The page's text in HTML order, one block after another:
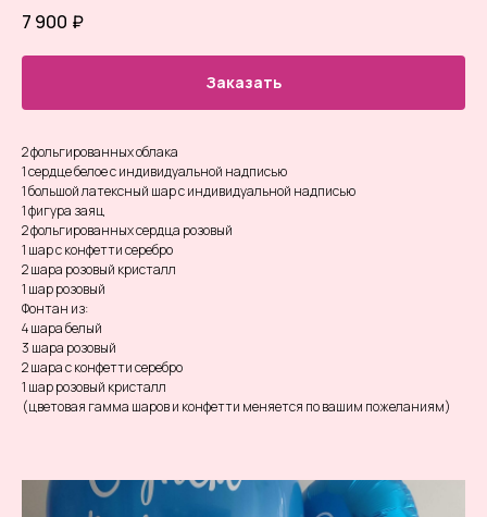
7 900 ₽
Заказать
2 фольгированных облака
1 сердце белое с индивидуальной надписью
1 большой латексный шар с индивидуальной надписью
1 фигура заяц
2 фольгированных сердца розовый
1 шар с конфетти серебро
2 шара розовый кристалл
1 шар розовый
Фонтан из:
4 шара белый
3 шара розовый
2 шара с конфетти серебро
1 шар розовый кристалл
(цветовая гамма шаров и конфетти меняется по вашим пожеланиям)